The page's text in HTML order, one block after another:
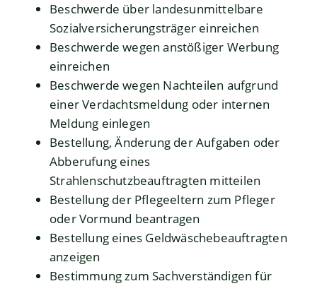
Beschwerde über landesunmittelbare
Sozialversicherungsträger einreichen
Beschwerde wegen anstößiger Werbung
einreichen
Beschwerde wegen Nachteilen aufgrund
einer Verdachtsmeldung oder internen
Meldung einlegen
Bestellung, Änderung der Aufgaben oder
Abberufung eines
Strahlenschutzbeauftragten mitteilen
Bestellung der Pflegeeltern zum Pfleger
oder Vormund beantragen
Bestellung eines Geldwäschebeauftragten
anzeigen
Bestimmung zum Sachverständigen für